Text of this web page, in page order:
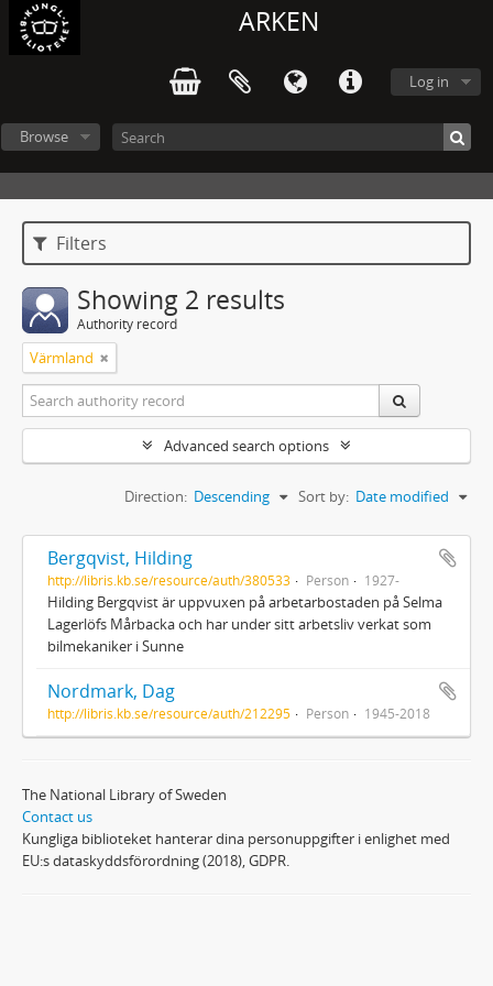
ARKEN
Log in
Browse
Filters
Showing 2 results
Authority record
Värmland
Advanced search options
Sort by: Date modified
Direction: Descending
Bergqvist, Hilding
http://libris.kb.se/resource/auth/380533 Person 1927-
Hilding Bergqvist är uppvuxen på arbetarbostaden på Selma
Lagerlöfs Mårbacka och har under sitt arbetsliv verkat som
bilmekaniker i Sunne
Nordmark, Dag
http://libris.kb.se/resource/auth/212295 Person 1945-2018
The National Library of Sweden
Contact us
Kungliga biblioteket hanterar dina personuppgifter i enlighet med
EU:s dataskyddsförordning (2018), GDPR.